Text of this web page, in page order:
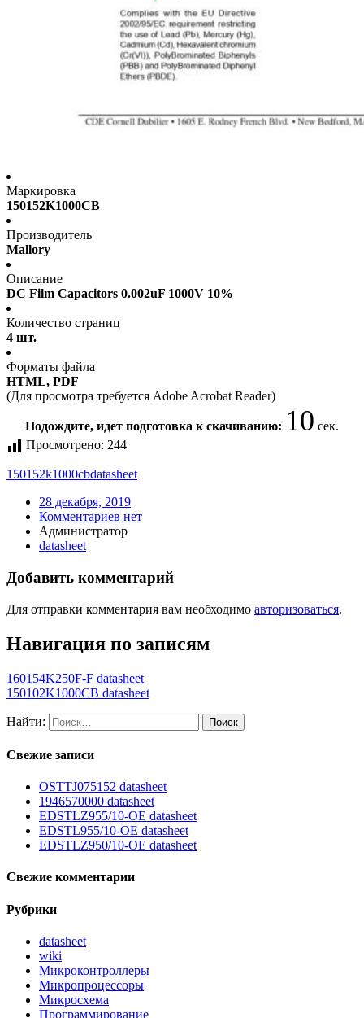
Маркировка
150152K1000CB
Производитель
Mallory
Описание
DC Film Capacitors 0.002uF 1000V 10%
Количество страниц
4 шт.
Форматы файла
HTML, PDF
(Для просмотра требуется Adobe Acrobat Reader)
Подождите, идет подготовка к скачиванию:9сек.
Просмотрено: 244
150152k1000cbdatasheet
28 декабря, 2019
Комментариев нет
Администратор
datasheet
Добавить комментарий
Для отправки комментария вам необходимо авторизоваться.
Навигация по записям
160154K250F-F datasheet
150102K1000CB datasheet
Найти:
Свежие записи
OSTTJ075152 datasheet
1946570000 datasheet
EDSTLZ955/10-OE datasheet
EDSTL955/10-OE datasheet
EDSTLZ950/10-OE datasheet
Свежие комментарии
Рубрики
datasheet
wiki
Микроконтроллеры
Микропроцессоры
Микросхема
Программирование